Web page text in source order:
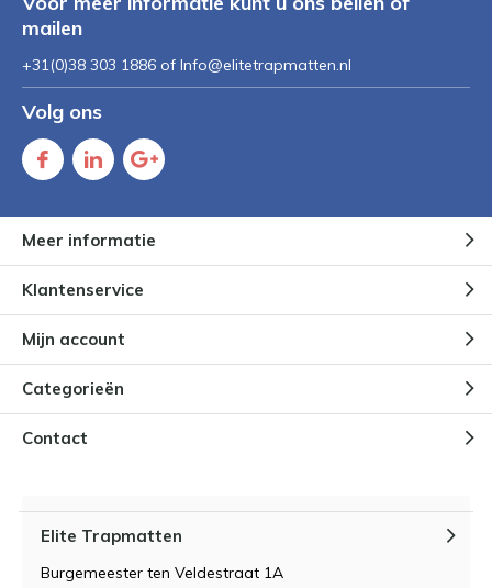
mailen
+31(0)38 303 1886 of Info@elitetrapmatten.nl
Volg ons
Meer informatie
Klantenservice
Mijn account
Categorieën
Contact
Elite Trapmatten
Burgemeester ten Veldestraat 1A